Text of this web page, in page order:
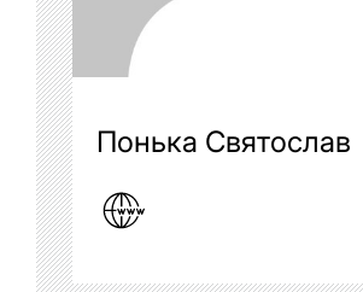
Понька Святослав